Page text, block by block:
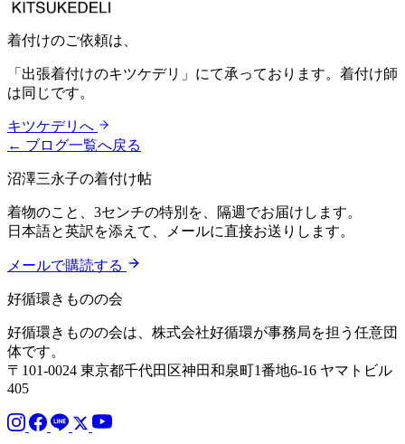
着付けのご依頼は、
「出張着付けのキツケデリ」にて承っております。着付け師
は同じです。
キツケデリへ
← ブログ一覧へ戻る
沼澤三永子の着付け帖
着物のこと、3センチの特別を、隔週でお届けします。
日本語と英訳を添えて、メールに直接お送りします。
メールで購読する
好循環きものの会
好循環きものの会は、株式会社好循環が事務局を担う任意団
体です。
〒101-0024 東京都千代田区神田和泉町1番地6-16 ヤマトビル
405